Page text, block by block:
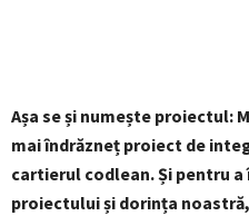
Așa se și numește proiectul:
mai îndrăzneț proiect de
cartierul codlean. Și pentru
proiectului și dorința